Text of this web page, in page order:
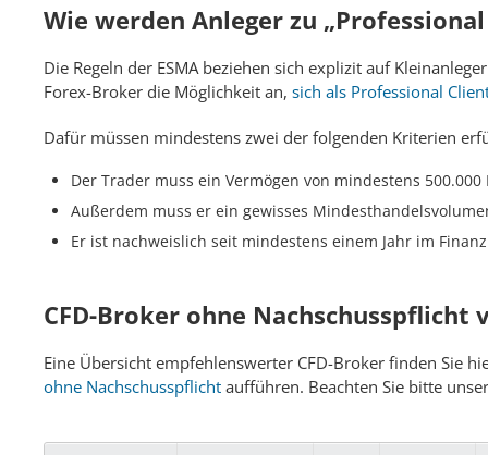
Wie werden Anleger zu
Die Regeln der ESMA beziehen sich explizit auf
Forex-Broker die Möglichkeit an, sich als Professional
Dafür müssen mindestens zwei der folgenden Kriterien
Der Trader muss ein Vermögen von mindestens
Außerdem muss er ein gewisses
Er ist nachweislich seit mindestens einem Jahr im
CFD-Broker ohne Nachschusspflicht
Eine Übersicht empfehlenswerter CFD-Broker finden Sie
ohne Nachschusspflicht aufführen. Beachten Sie bitte